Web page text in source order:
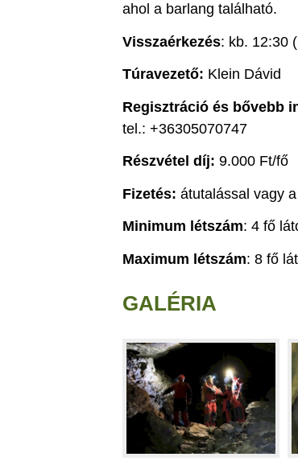
ahol a barlang található.
Visszaérkezés: kb. 12:30
Túravezető: Klein Dávid
Regisztráció és bővebb
tel.: +36305070747
Részvétel díj: 9.000 Ft/fő
Fizetés: átutalással vagy
Minimum létszám: 4 fő
Maximum létszám: 8 fő
GALÉRIA